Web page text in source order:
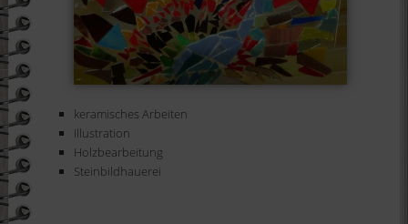
keramisches Arbeiten
Illustration
Holzbearbeitung
Steinbildhauerei